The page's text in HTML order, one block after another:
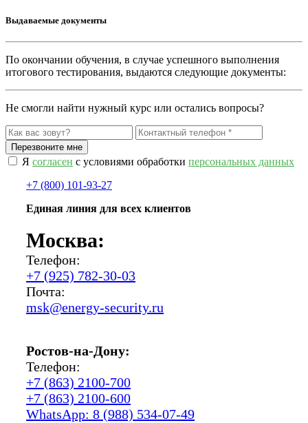
Выдаваемые документы
По окончании обучения, в случае успешного выполнения
итогового тестирования, выдаются следующие документы:
Не смогли найти нужный курс или остались вопросы?
Я согласен с условиями обработки персональных данных
+7 (800) 101-93-27
Единая линия для всех клиентов
Москва:
Телефон:
+7 (925) 782-30-03
Почта:
msk@energy-security.ru
Ростов-на-Дону:
Телефон:
+7 (863) 2100-700
+7 (863) 2100-600
WhatsApp: 8 (988) 534-07-49